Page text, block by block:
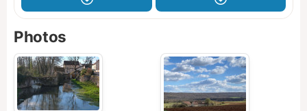
Photos